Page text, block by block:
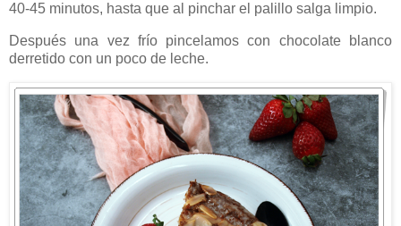
40-45 minutos, hasta que al pinchar el palillo salga limpio.
Después una vez frío pincelamos con chocolate blanco
derretido con un poco de leche.